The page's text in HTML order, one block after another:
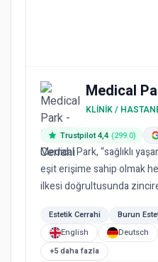
Medical
KLINIK /
Trustpilot 4,4 (299.0)
Medical Park, “sağlıklı
eşit erişime sahip olmak
ilkesi doğrultusunda
Estetik Cerrahi
Burun
English
Deutsch
+5 daha fazla